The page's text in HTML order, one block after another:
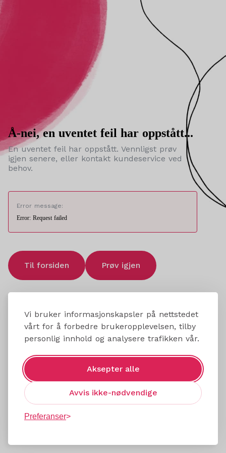
Vi bruker informasjonskapsler på nettstedet
vårt for å forbedre brukeropplevelsen, tilby
personlig innhold og analysere trafikken vår.
Aksepter alle
Avvis ikke-nødvendige
Preferanser
Å-nei, en uventet feil har oppstått...
En uventet feil har oppstått. Vennligst prøv
igjen senere, eller kontakt kundeservice ved
behov.
Error message:
Error: Request failed
Til forsiden Prøv igjen